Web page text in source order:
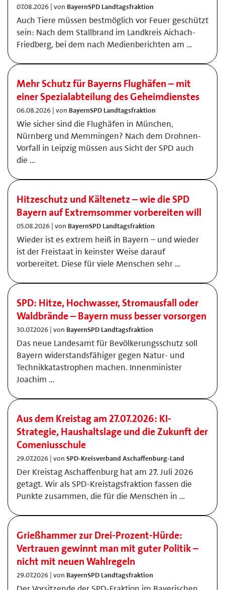
07.08.2026 | von BayernSPD Landtagsfraktion
Auch Tiere müssen bestmöglich vor Feuer geschützt
sein: Nach dem Stallbrand im Landkreis Aichach-
Friedberg, bei dem nach Medienberichten am …
Mehr Schutz für Bayerns Flughäfen – mit
einer Spezialabteilung des Geheimdienstes
06.08.2026 | von BayernSPD Landtagsfraktion
Wie sicher sind die Flughäfen in München,
Nürnberg und Memmingen? Nach dem Drohnen-
Vorfall in Leipzig müssen aus Sicht der SPD auch
die …
Hitzeschutz und Kältenetz – wie die SPD
Bayern auf Extremsommer vorbereiten will
05.08.2026 | von BayernSPD Landtagsfraktion
Wieder ist es extrem heiß in Bayern – und wieder
ist der Freistaat in keinster Weise darauf
vorbereitet. Diese für viele Menschen sehr …
SPD: Hitze, Hochwasser, Stromausfall oder
Waldbrände – Bayern muss besser vorsorgen
30.07.2026 | von BayernSPD Landtagsfraktion
Das neue Landesamt für Bevölkerungsschutz soll
Bayern widerstandsfähiger gegen Natur- und
Technikkatastrophen machen. Innenminister
Joachim …
Aus dem Kreistag am 27.07.2026: KI-
Strategie, Haushaltslage und die Zukunft der
Comeniusschule
29.07.2026 | von SPD-Kreisverband Aschaffenburg-Land
Der Kreistag Aschaffenburg hat am 27. Juli 2026
getagt. Wir als SPD-Kreistagsfraktion fassen die
Punkte zusammen, die für die Menschen in …
Grießhammer zur Drei-Prozent-Hürde:
Vertrauen gewinnt man mit guter Politik –
nicht mit neuen Wahlregeln
29.07.2026 | von BayernSPD Landtagsfraktion